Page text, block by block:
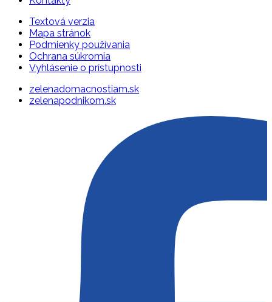
Textová verzia
Mapa stránok
Podmienky používania
Ochrana súkromia
Vyhlásenie o prístupnosti
zelenadomacnostiam.sk
zelenapodnikom.sk